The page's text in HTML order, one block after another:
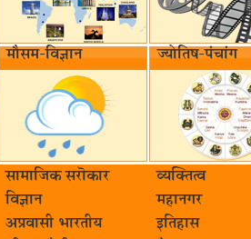
मौसम-विज्ञान ज्योतिष-पंचांग
सामाजिक सरॊकार‌
व्यक्तित्व
विज्ञान
महानगर
अप्रवासी भारतीय
इतिहास